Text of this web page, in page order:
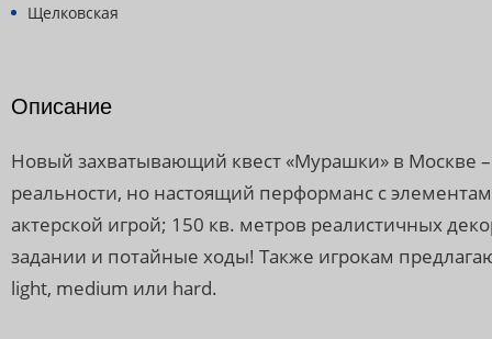
Щелковская
Описание
Новый захватывающий квест «Мурашки» в Москве –
реальности, но настоящий перформанс с
актерской игрой; 150 кв. метров реалистичных
задании и потайные ходы! Также игрокам
light, medium или hard.